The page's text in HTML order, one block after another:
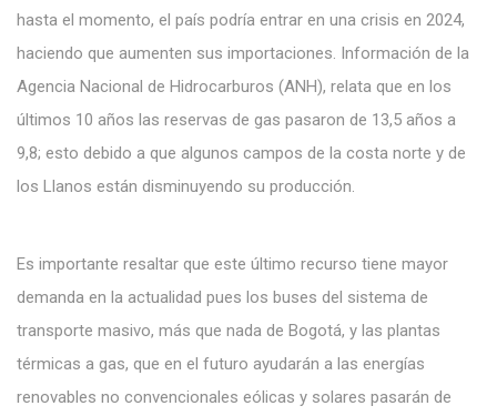
hasta el momento, el país podría entrar en una crisis en 2024,
haciendo que aumenten sus importaciones. Información de la
Agencia Nacional de Hidrocarburos (ANH), relata que en los
últimos 10 años las reservas de gas pasaron de 13,5 años a
9,8; esto debido a que algunos campos de la costa norte y de
los Llanos están disminuyendo su producción.
Es importante resaltar que este último recurso tiene mayor
demanda en la actualidad pues los buses del sistema de
transporte masivo, más que nada de Bogotá, y las plantas
térmicas a gas, que en el futuro ayudarán a las energías
renovables no convencionales eólicas y solares pasarán de